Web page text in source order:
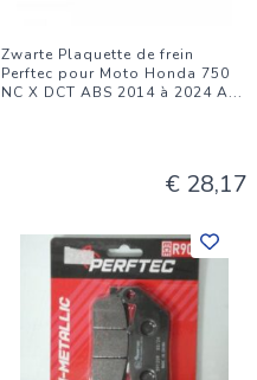
Zwarte Plaquette de frein
Perftec pour Moto Honda 750
NC X DCT ABS 2014 à 2024 A...
€ 28,17